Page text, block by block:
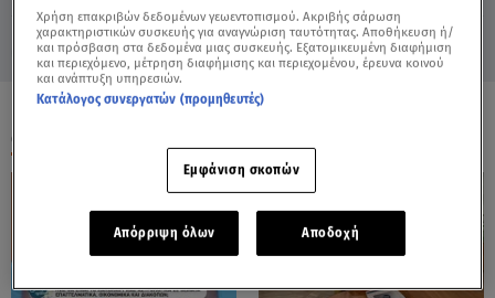
ΟΛΑ ΤΑ ΒΙΝΤΕΟ
Χρήση επακριβών δεδομένων γεωεντοπισμού. Ακριβής σάρωση
χαρακτηριστικών συσκευής για αναγνώριση ταυτότητας. Αποθήκευση ή/
και πρόσβαση στα δεδομένα μιας συσκευής. Εξατομικευμένη διαφήμιση
και περιεχόμενο, μέτρηση διαφήμισης και περιεχομένου, έρευνα κοινού
και ανάπτυξη υπηρεσιών.
Κατάλογος συνεργατών (προμηθευτές)
Εμφάνιση σκοπών
Απόρριψη όλων Αποδοχή